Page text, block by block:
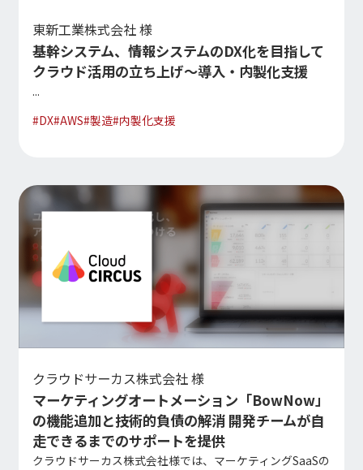
東新工業株式会社 様
基幹システム、情報システムのDX化を目指して
クラウド活用の立ち上げ～導入・内製化支援
...
#DX#AWS#製造#内製化支援
クラウドサーカス株式会社 様
マーケティングオートメーション「BowNow」
の機能追加と技術的負債の解消 開発チームが自
走できるまでのサポートを提供
クラウドサーカス株式会社様では、マーケティングSaaSの